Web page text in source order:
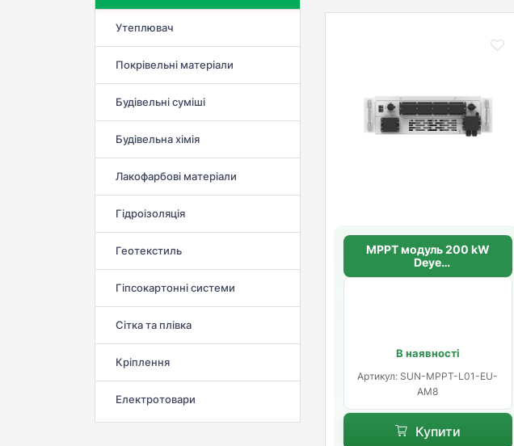
Утеплювач
Покрівельні матеріали
Будівельні суміші
Будівельна хімія
Лакофарбові матеріали
Гідроізоляція
Геотекстиль
Гіпсокартонні системи
Сітка та плівка
Кріплення
Електротовари
МРРТ модуль 200 kW
Deye
SUN‑MPPT‑L01‑EU‑AM8
В наявності
Артикул: SUN-MPPT-L01-EU-
AM8
Купити